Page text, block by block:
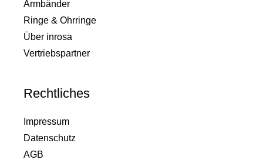
Armbänder
Ringe & Ohrringe
Über inrosa
Vertriebspartner
Rechtliches
Impressum
Datenschutz
AGB